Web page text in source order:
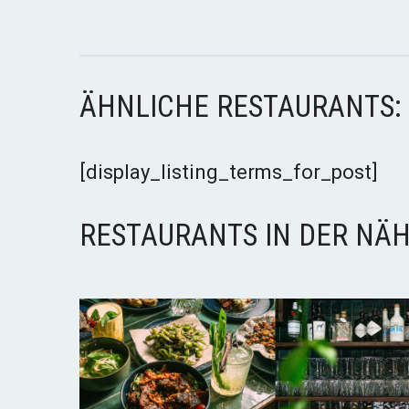
ÄHNLICHE RESTAURANTS:
[display_listing_terms_for_post]
RESTAURANTS IN DER